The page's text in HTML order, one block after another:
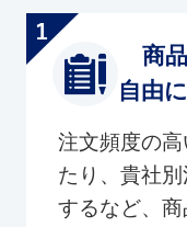
商
自由
注文頻度の
たり、貴社
するなど、